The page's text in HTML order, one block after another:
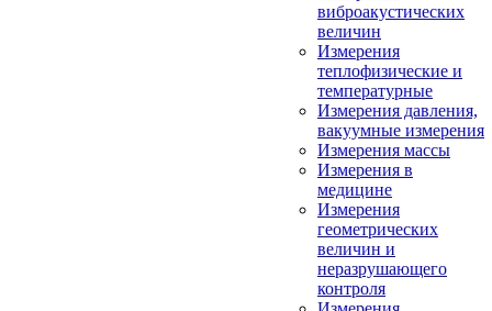
виброакустических
величин
Измерения
теплофизические и
температурные
Измерения давления,
вакуумные измерения
Измерения массы
Измерения в
медицине
Измерения
геометрических
величин и
неразрушающего
контроля